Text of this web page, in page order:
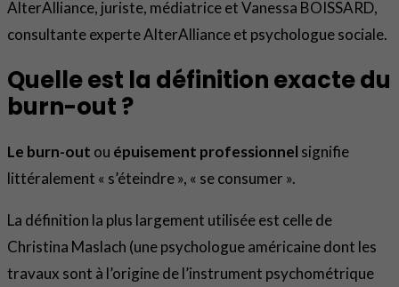
AlterAlliance, juriste, médiatrice et Vanessa BOISSARD,
consultante experte AlterAlliance et psychologue sociale.
Quelle est la définition exacte du
burn-out ?
Le burn-out ou épuisement professionnel signifie
littéralement « s’éteindre », « se consumer ».
La définition la plus largement utilisée est celle de
Christina Maslach (une psychologue américaine dont les
travaux sont à l’origine de l’instrument psychométrique